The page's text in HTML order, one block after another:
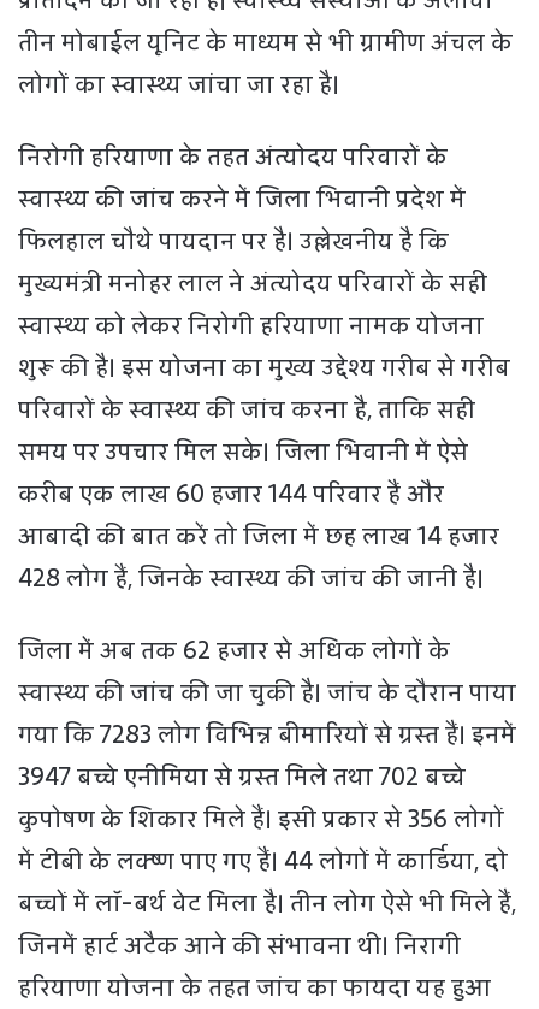
तीन मोबाईल यूनिट के माध्यम से भी ग्रामीण अंचल के
लोगों का स्वास्थ्य जांचा जा रहा है।
निरोगी हरियाणा के तहत अंत्योदय परिवारों के
स्वास्थ्य की जांच करने में जिला भिवानी प्रदेश में
फिलहाल चौथे पायदान पर है। उल्लेखनीय है कि
मुख्यमंत्री मनोहर लाल ने अंत्योदय परिवारों के सही
स्वास्थ्य को लेकर निरोगी हरियाणा नामक योजना
शुरू की है। इस योजना का मुख्य उद्देश्य गरीब से गरीब
परिवारों के स्वास्थ्य की जांच करना है, ताकि सही
समय पर उपचार मिल सके। जिला भिवानी में ऐसे
करीब एक लाख 60 हजार 144 परिवार हैं और
आबादी की बात करें तो जिला में छह लाख 14 हजार
428 लोग हैं, जिनके स्वास्थ्य की जांच की जानी है।
जिला में अब तक 62 हजार से अधिक लोगों के
स्वास्थ्य की जांच की जा चुकी है। जांच के दौरान पाया
गया कि 7283 लोग विभिन्न बीमारियों से ग्रस्त हैं। इनमें
3947 बच्चे एनीमिया से ग्रस्त मिले तथा 702 बच्चे
कुपोषण के शिकार मिले हैं। इसी प्रकार से 356 लोगों
में टीबी के लक्ष्ण पाए गए हैं। 44 लोगों में कार्डिया, दो
बच्चों में लॉ-बर्थ वेट मिला है। तीन लोग ऐसे भी मिले हैं,
जिनमें हार्ट अटैक आने की संभावना थी। निरागी
हरियाणा योजना के तहत जांच का फायदा यह हुआ